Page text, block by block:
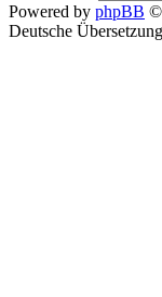
Powered by phpBB ©
Deutsche